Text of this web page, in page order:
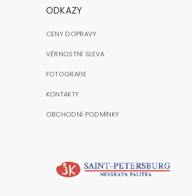
ODKAZY
CENY DOPRAVY
VĚRNOSTNÍ SLEVA
FOTOGRAFIE
KONTAKTY
OBCHODNÍ PODMÍNKY